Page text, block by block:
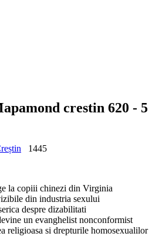
crestin 620 - 5
1445
la copiii chinezi din Virginia
din industria sexului
despre dizabilitati
un evanghelist nonconformist
religioasa si drepturile homosexualilor